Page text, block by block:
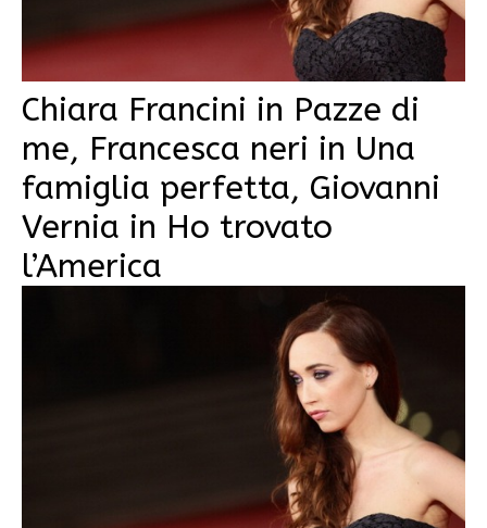
Chiara Francini in Pazze di
me, Francesca neri in Una
famiglia perfetta, Giovanni
Vernia in Ho trovato
l’America